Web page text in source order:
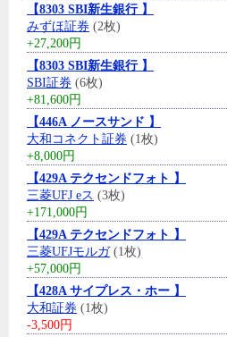
【8303 SBI新生銀行 】
みずほ証券 (2枚)
+27,200円
【8303 SBI新生銀行 】
SBI証券 (6枚)
+81,600円
【446A ノースサンド 】
大和コネクト証券 (1枚)
+8,000円
【429A テクセンドフォト 】
三菱UFJ eス (3枚)
+171,000円
【429A テクセンドフォト 】
三菱UFJモルガ(1枚)
+57,000円
【428A サイプレス・ホー 】
大和証券 (1枚)
-3,500円